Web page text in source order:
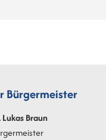
Bürgermeister
LukasBraun